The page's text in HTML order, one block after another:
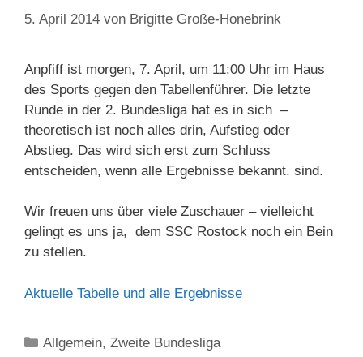
5. April 2014 von Brigitte Große-Honebrink
Anpfiff ist morgen, 7. April, um 11:00 Uhr im Haus
des Sports gegen den Tabellenführer. Die letzte
Runde in der 2. Bundesliga hat es in sich –
theoretisch ist noch alles drin, Aufstieg oder
Abstieg. Das wird sich erst zum Schluss
entscheiden, wenn alle Ergebnisse bekannt. sind.
Wir freuen uns über viele Zuschauer – vielleicht
gelingt es uns ja, dem SSC Rostock noch ein Bein
zu stellen.
Aktuelle Tabelle und alle Ergebnisse
Kategorien
Allgemein,Zweite Bundesliga